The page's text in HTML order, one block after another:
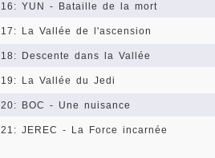
16: YUN - Bataille de la mort
17: La Vallée de l'ascension
18: Descente dans la Vallée
19: La Vallée du Jedi
20: BOC - Une nuisance
21: JEREC - La Force incarnée